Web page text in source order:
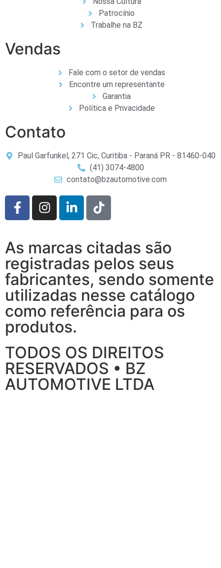
Patrocínio
Trabalhe na BZ
Vendas
Fale com o setor de vendas
Encontre um representante
Garantia
Política e Privacidade
Contato
Paul Garfunkel, 271 Cic, Curitiba - Paraná PR - 81460-040
(41) 3074-4800
contato@bzautomotive.com
As marcas citadas são
registradas pelos seus
fabricantes, sendo somente
utilizadas nesse catálogo
como referência para os
produtos.
TODOS OS DIREITOS
RESERVADOS • BZ
AUTOMOTIVE LTDA